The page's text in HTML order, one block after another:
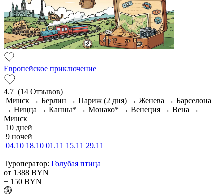
Европейское приключение
4.7 (14 Отзывов)
Минск → Берлин → Париж (2 дня) → Женева → Барселона
→ Ницца → Канны* → Монако* → Венеция → Вена →
Минск
10 дней
9 ночей
04.10 18.10 01.11 15.11 29.11
Туроператор: Голубая птица
от 1388 BYN
+ 150 BYN